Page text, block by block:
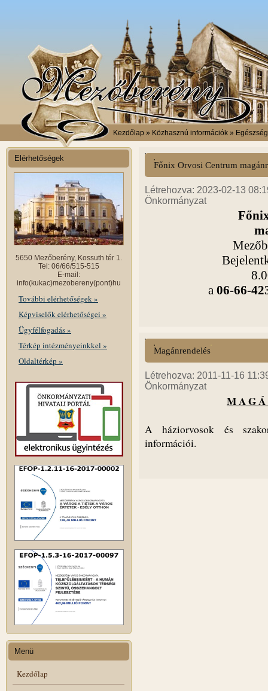
Kezdőlap » Közhasznú információk »
Elérhetőségek
5650 Mezőberény, Kossuth tér 1.
Tel: 06/66/515-515
E-mail:
info(kukac)mezobereny(pont)hu
További elérhetőségek »
Képviselők elérhetőségei »
Ügyfélfogadás »
Térkép intézményeinkkel »
Oldaltérkép »
Menü
Kezdőlap
Főnix Orvosi Centrum
Létrehozva: 2023-02-13
Önkormányzat
a 06-66-
Magánrendelés
Létrehozva: 2011-11-16
Önkormányzat
M A G
A háziorvosok és
információi.